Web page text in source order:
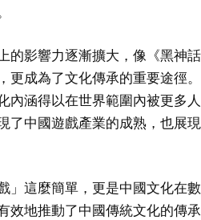
的影響力逐漸擴大，像《黑神
更成為了文化傳承的重要途徑
涵得以在世界範圍內被更多人
了中國遊戲產業的成熟，也展
」這麼簡單，更是中國文化在
地推動了中國傳統文化的傳承